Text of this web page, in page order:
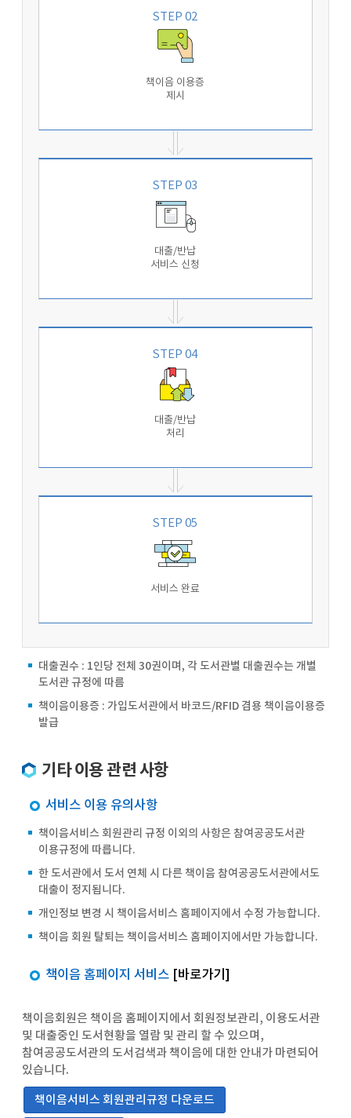
STEP 02
책이음 이용증
제시
STEP 03
대출/반납
서비스 신청
STEP 04
대출/반납
처리
STEP 05
서비스 완료
대출권수 : 1인당 전체 30권이며, 각 도서관별 대출권수는 개별
도서관 규정에 따름
책이음이용증 : 가입도서관에서 바코드/RFID 겸용 책이음이용증
발급
기타 이용 관련 사항
서비스 이용 유의사항
책이음서비스 회원관리 규정 이외의 사항은 참여공공도서관
이용규정에 따릅니다.
한 도서관에서 도서 연체 시 다른 책이음 참여공공도서관에서도
대출이 정지됩니다.
개인정보 변경 시 책이음서비스 홈페이지에서 수정 가능합니다.
책이음 회원 탈퇴는 책이음서비스 홈페이지에서만 가능합니다.
책이음 홈페이지 서비스 [바로가기]
책이음회원은 책이음 홈페이지에서 회원정보관리, 이용도서관
및 대출중인 도서현황을 열람 및 관리 할 수 있으며,
참여공공도서관의 도서검색과 책이음에 대한 안내가 마련되어
있습니다.
책이음서비스 회원관리규정 다운로드